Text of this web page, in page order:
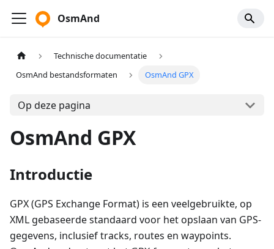
OsmAnd
Technische documentatie
OsmAnd bestandsformaten
OsmAnd GPX
Op deze pagina
OsmAnd GPX
Introductie
GPX (GPS Exchange Format) is een veelgebruikte, op
XML gebaseerde standaard voor het opslaan van GPS-
gegevens, inclusief tracks, routes en waypoints.